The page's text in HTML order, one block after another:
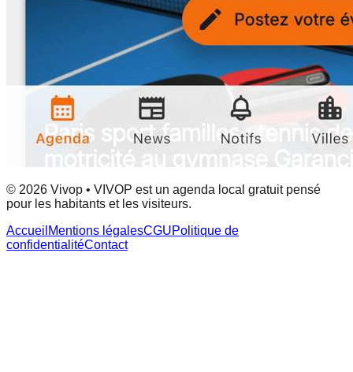
© 2026 Vivop • VIVOP est un agenda local gratuit pensé
pour les habitants et les visiteurs.
Accueil Mentions légalesCGUPolitique de
confidentialitéContact